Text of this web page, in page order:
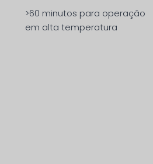
>60 minutos para operação
em alta temperatura